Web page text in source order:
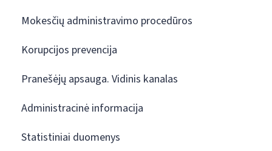
Mokesčių administravimo procedūros
Korupcijos prevencija
Pranešėjų apsauga. Vidinis kanalas
Administracinė informacija
Statistiniai duomenys